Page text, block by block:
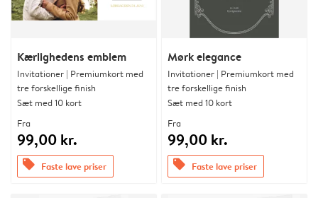
Kærlighedens emblem
Invitationer | Premiumkort med
tre forskellige finish
Sæt med 10 kort
Fra
99,00 kr.
offers Faste lave priser
Mørk elegance
Invitationer | Premiumkort med
tre forskellige finish
Sæt med 10 kort
Fra
99,00 kr.
offers Faste lave priser